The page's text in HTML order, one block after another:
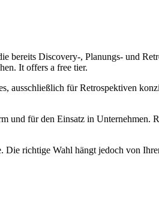
bereits Discovery-, Planungs- und
It offers a free tier.
ausschließlich für Retrospektiven
für den Einsatz in
richtige Wahl hängt jedoch von